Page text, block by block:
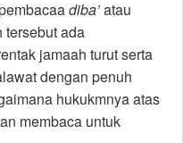
diba’atau
ada
jamaah turut serta
dengan penuh
hukukmnya atas
membaca untuk